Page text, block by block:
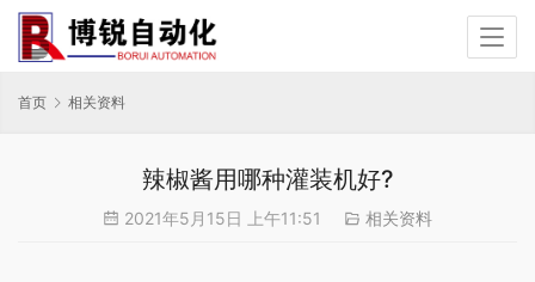
首页 相关资料
辣椒酱用哪种灌装机好?
2021年5月15日 上午11:51 相关资料